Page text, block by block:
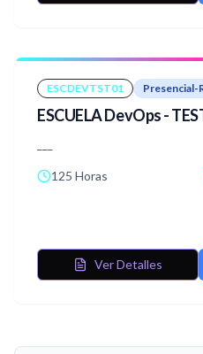
habilidades necesarias para
ESCDEVTST01 Presencial-
ESCUELA DevOps -
125 Horas
Ver Detalles